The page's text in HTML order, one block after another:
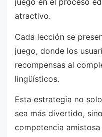
juego en el proceso
atractivo.
Cada lección se
juego, donde los
recompensas al
lingüísticos.
Esta estrategia no
sea más divertido,
competencia